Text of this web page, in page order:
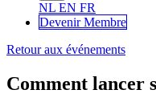
NL EN FR
Devenir Membre
Retour aux événements
Comment lancer